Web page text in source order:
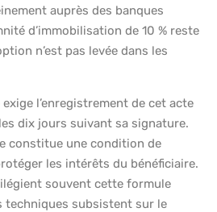
auprès des banques
d’immobilisation de 10 % reste
n’est pas levée dans les
l’enregistrement de cet acte
dix jours suivant sa signature.
constitue une condition de
les intérêts du bénéficiaire.
souvent cette formule
techniques subsistent sur le